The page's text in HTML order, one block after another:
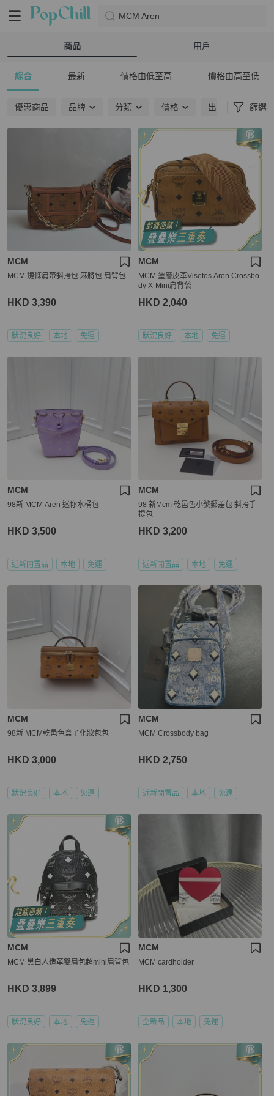
MCM Aren
商品 用戶
綜合 最新 價格由低至高 價格由高至低
優惠商品 品牌 分類 價格 出貨地點 篩選
MCM
MCM 鏈條肩帶斜挎包 麻將包 肩背包
HKD 3,390
狀況良好 本地 免運
MCM
MCM 塗層皮革Visetos Aren Crossbo
dy X-Mini肩背袋
HKD 2,040
狀況良好 本地 免運
MCM
98新 MCM Aren 迷你水桶包
HKD 3,500
近新閒置品 本地 免運
MCM
98 新Mcm 乾邑色小號郵差包 斜挎手
提包
HKD 3,200
近新閒置品 本地 免運
MCM
98新 MCM乾邑色盒子化妝包包
HKD 3,000
狀況良好 本地 免運
MCM
MCM Crossbody bag
HKD 2,750
近新閒置品 本地 免運
MCM
MCM 黑白人造革雙肩包超mini肩背包
HKD 3,899
狀況良好 本地 免運
MCM
MCM cardholder
HKD 1,300
全新品 本地 免運